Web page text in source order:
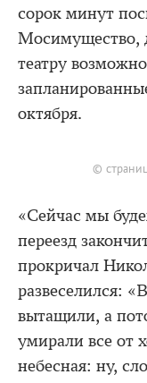
сорок минут
Мосимущество,
театру
октября.
©
«Сейчас мы
переезд
прокричал
развеселился:
вытащили, а
умирали все от
небесная: ну,